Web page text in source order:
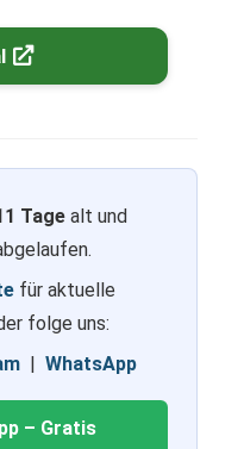
Tagealt und
für aktuelle
folge uns:
| WhatsApp
– Gratis